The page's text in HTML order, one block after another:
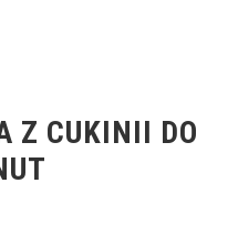
Z CUKINII DO